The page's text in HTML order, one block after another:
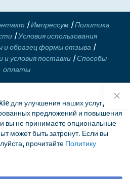
|Импрессум |Политика
|Условия использования
образец формы отзыва |
условия поставки|Способы
оплаты
для улучшения наших услуг,
предложений и повышения
вы не принимаете опциональные
может быть затронут. Если вы
прочитайте Политику